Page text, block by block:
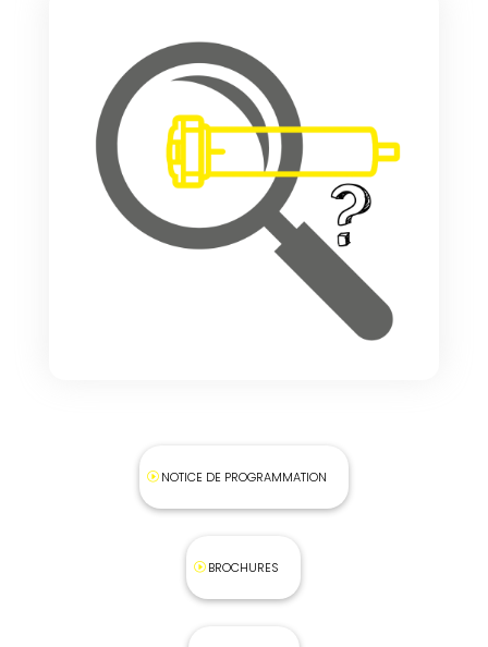
NOTICE DE PROGRAMMATION
BROCHURES